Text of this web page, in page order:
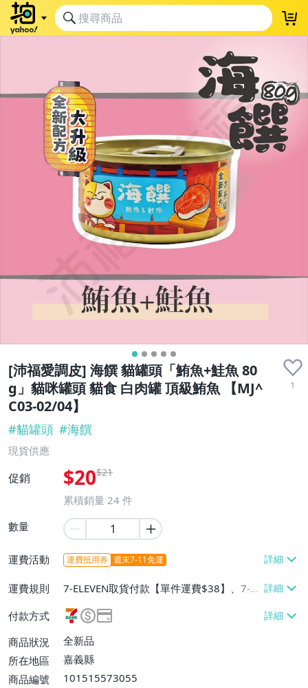
[沛福愛調皮] 海饌 貓罐頭「鮪魚+鮭魚 80
g」貓咪罐頭 貓食 白肉罐 頂級鮪魚 【MJ^
C03-02/04】
1
#貓罐頭 #海饌
現貨供應
促銷 $20$21
累積銷量 24 件
數量
運費活動 運費抵用券 週末7-11免運
運費規則
7-ELEVEN取貨付款【單件運費$38】、7-EL
EVEN取貨不付款【單件運費$38】、宅配/
貨運【單件運費$100】、離島配送【單件
運費$160】
付款方式
商品狀況
全新品
所在地區
嘉義縣
商品編號
101515573055